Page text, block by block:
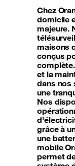
Chez
domicile
majeure.
maisons
conçus
et la
dans nos
une
Nos
grâce à
une
mobile
permet